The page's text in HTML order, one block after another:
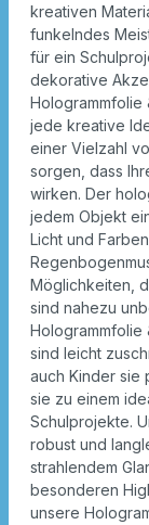
kreativen
funkelndes
für ein
dekorative
Hologrammfolie
jede kreative
einer Vielzahl
sorgen, dass
wirken. Der
jedem Objekt
Licht und
Möglichkeiten,
sind nahezu
Hologrammfolie
sind leicht
auch Kinder sie
sie zu einem
Schulprojekte.
robust und
strahlendem
besonderen
unsere